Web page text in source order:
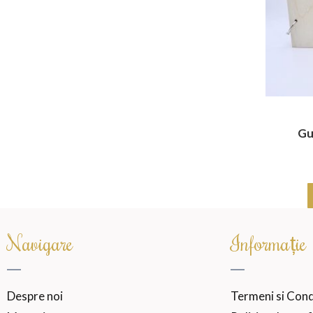
Navigare
Despre noi
Informație
Termeni si